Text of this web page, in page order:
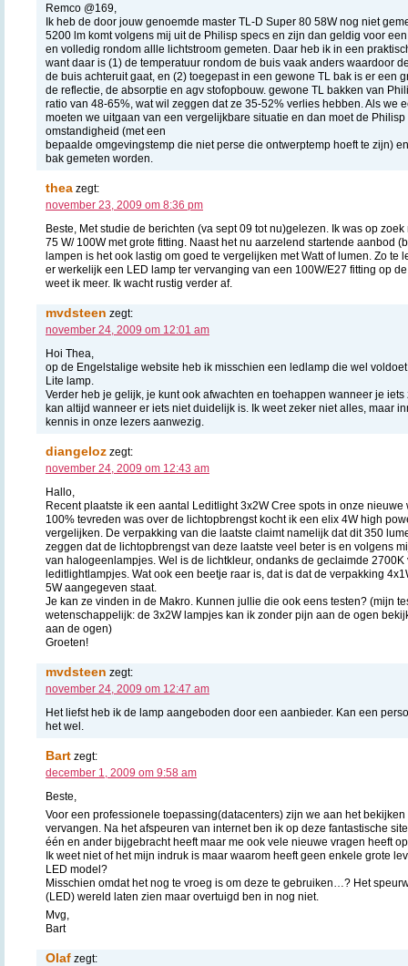
Remco @169,
Ik heb de door jouw genoemde master TL-D Super 80 58W nog niet
5200 lm komt volgens mij uit de Philisp specs en zijn dan geldig voor
en volledig rondom allle lichtstroom gemeten. Daar heb ik in een
want daar is (1) de temperatuur rondom de buis vaak anders waardoor
de buis achteruit gaat, en (2) toegepast in een gewone TL bak is er een
de reflectie, de absorptie en agv stofopbouw. gewone TL bakken van
ratio van 48-65%, wat wil zeggen dat ze 35-52% verlies hebben. Als we
moeten we uitgaan van een vergelijkbare situatie en dan moet de
omstandigheid (met een
bepaalde omgevingstemp die niet perse die ontwerptemp hoeft te zijn)
bak gemeten worden.
thea zegt:
november 23, 2009 om 8:36 pm
Beste, Met studie de berichten (va sept 09 tot nu)gelezen. Ik was op
75 W/ 100W met grote fitting. Naast het nu aarzelend startende aanbod
lampen is het ook lastig om goed te vergelijken met Watt of lumen. Zo te
er werkelijk een LED lamp ter vervanging van een 100W/E27 fitting op
weet ik meer. Ik wacht rustig verder af.
mvdsteen zegt:
november 24, 2009 om 12:01 am
Hoi Thea,
op de Engelstalige website heb ik misschien een ledlamp die wel
Lite lamp.
Verder heb je gelijk, je kunt ook afwachten en toehappen wanneer je
kan altijd wanneer er iets niet duidelijk is. Ik weet zeker niet alles, maar
kennis in onze lezers aanwezig.
diangeloz zegt:
november 24, 2009 om 12:43 am
Hallo,
Recent plaatste ik een aantal Leditlight 3x2W Cree spots in onze
100% tevreden was over de lichtopbrengst kocht ik een elix 4W high
vergelijken. De verpakking van die laatste claimt namelijk dat dit 350
zeggen dat de lichtopbrengst van deze laatste veel beter is en volgens
van halogeenlampjes. Wel is de lichtkleur, ondanks de geclaimde 2700K
leditlightlampjes. Wat ook een beetje raar is, dat is dat de verpakking
5W aangegeven staat.
Je kan ze vinden in de Makro. Kunnen jullie die ook eens testen? (mijn
wetenschappelijk: de 3x2W lampjes kan ik zonder pijn aan de ogen
aan de ogen)
Groeten!
mvdsteen zegt:
november 24, 2009 om 12:47 am
Het liefst heb ik de lamp aangeboden door een aanbieder. Kan een
het wel.
Bart zegt:
december 1, 2009 om 9:58 am
Beste,
Voor een professionele toepassing(datacenters) zijn we aan het
vervangen. Na het afspeuren van internet ben ik op deze fantastische
één en ander bijgebracht heeft maar me ook vele nieuwe vragen heeft
Ik weet niet of het mijn indruk is maar waarom heeft geen enkele grote
LED model?
Misschien omdat het nog te vroeg is om deze te gebruiken…? Het
(LED) wereld laten zien maar overtuigd ben in nog niet.
Mvg,
Bart
Olaf zegt: